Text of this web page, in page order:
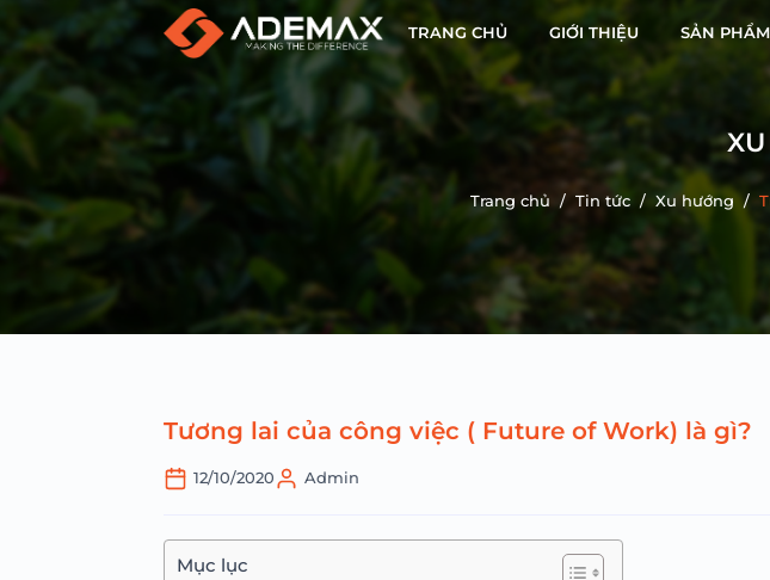
TRANG CHỦ GIỚI THIỆU SẢN
Trang chủ / Tin tức / Xu hướng /
Tương lai của công việc ( Future of Work) là gì?
12/10/2020 Admin
Mục lục